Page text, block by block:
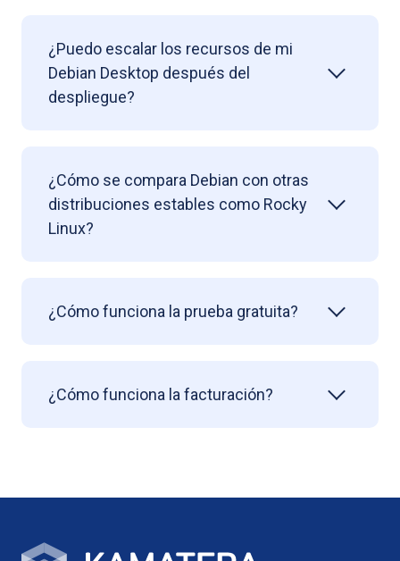
¿Puedo escalar los recursos de mi
Debian Desktop después del
despliegue?
¿Cómo se compara Debian con otras
distribuciones estables como Rocky
Linux?
¿Cómo funciona la prueba gratuita?
¿Cómo funciona la facturación?